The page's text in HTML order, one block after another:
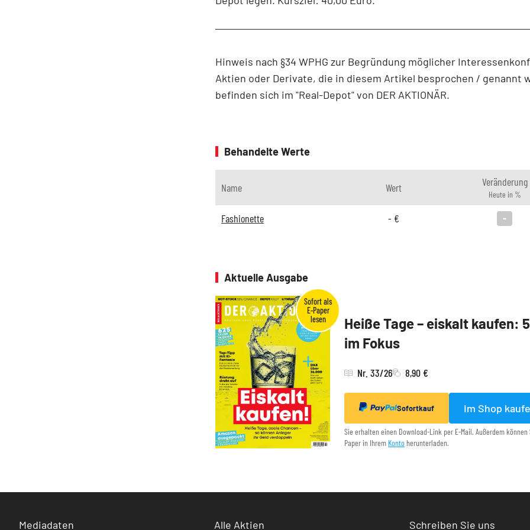
Hinweis nach §34 WPHG zur Begründung möglicher
Aktien oder Derivate, die in diesem Artikel besprochen / genannt
befinden sich im "Real-Depot" von DER AKTIONÄR.
Behandelte Werte
Name Wert Veränderung
Heute in %
Fashionette - € -
Aktuelle Ausgabe
Heiße Tage – eiskalt kaufen:
im Fokus
Nr. 33/26 8,90 €
Sofortkauf Im Shop
Sie erhalten einen Download-Link per E-Mail. Außerdem
Paper in Ihrem Konto herunterladen.
Mediadaten Alle Aktien Schreiben Sie uns